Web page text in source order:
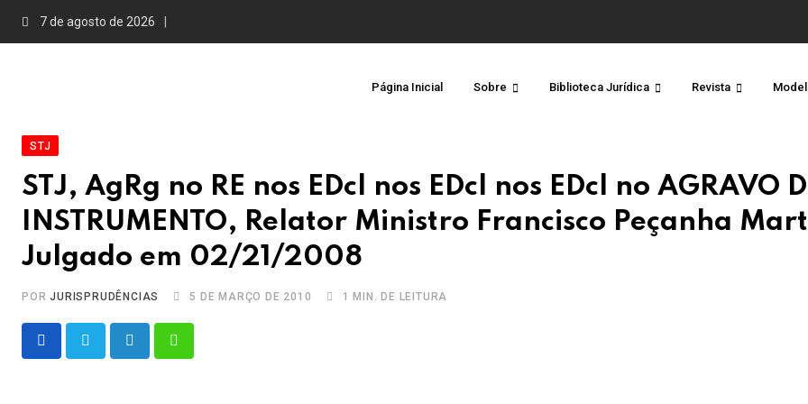
7 de agosto de 2026
Página Inicial Sobre Biblioteca Jurídica Revista
STJ
STJ, AgRg no RE nos EDcl nos EDcl nos EDcl no AGRAVO
INSTRUMENTO, Relator Ministro Francisco Peçanha
Julgado em 02/21/2008
PORJURISPRUDÊNCIAS 5 DE MARÇO DE 2010 1 MIN. DE LEITURA
LinkedInWhatsapp